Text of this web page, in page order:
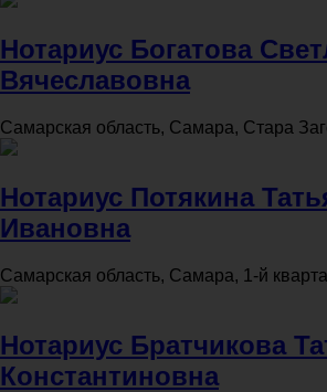
Нотариус Богатова
Вячеславовна
Самарская область, Самара, Стара
Нотариус Потякина
Ивановна
Самарская область, Самара, 1-й
Нотариус Братчикова
Константиновна